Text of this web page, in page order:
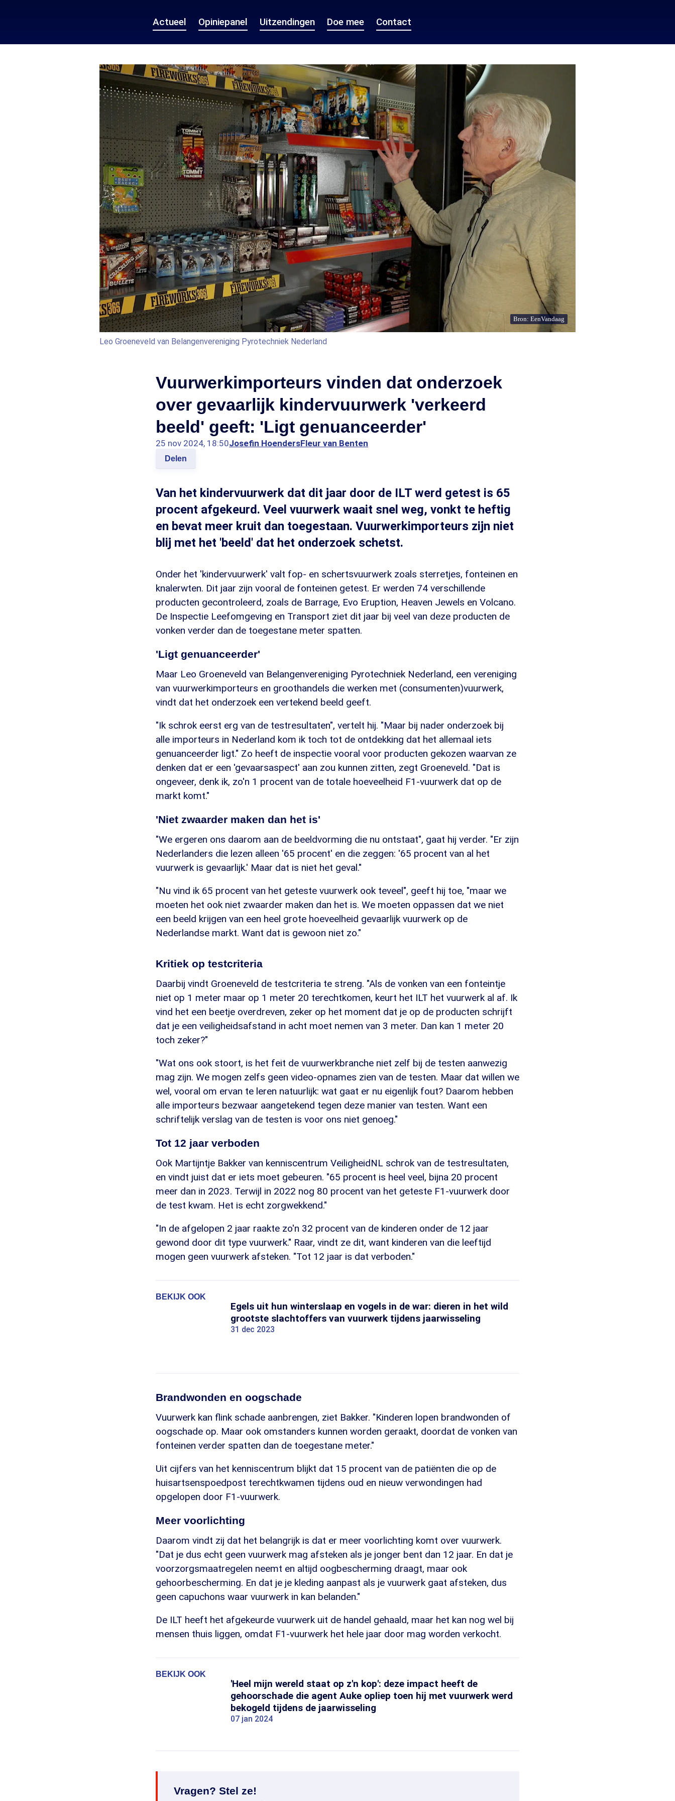
Actueel Opiniepanel Uitzendingen Doe mee Contact
Bron: EenVandaag
Leo Groeneveld van Belangenvereniging Pyrotechniek Nederland
Vuurwerkimporteurs vinden dat onderzoek
over gevaarlijk kindervuurwerk 'verkeerd
beeld' geeft: 'Ligt genuanceerder'
25 nov 2024, 18:50Josefin HoendersFleur van Benten
Delen
Van het kindervuurwerk dat dit jaar door de ILT werd getest is 65
procent afgekeurd. Veel vuurwerk waait snel weg, vonkt te heftig
en bevat meer kruit dan toegestaan. Vuurwerkimporteurs zijn niet
blij met het 'beeld' dat het onderzoek schetst.
Onder het 'kindervuurwerk' valt fop- en schertsvuurwerk zoals sterretjes, fonteinen en
knalerwten. Dit jaar zijn vooral de fonteinen getest. Er werden 74 verschillende
producten gecontroleerd, zoals de Barrage, Evo Eruption, Heaven Jewels en Volcano.
De Inspectie Leefomgeving en Transport ziet dit jaar bij veel van deze producten de
vonken verder dan de toegestane meter spatten.
'Ligt genuanceerder'
Maar Leo Groeneveld van Belangenvereniging Pyrotechniek Nederland, een vereniging
van vuurwerkimporteurs en groothandels die werken met (consumenten)vuurwerk,
vindt dat het onderzoek een vertekend beeld geeft.
"Ik schrok eerst erg van de testresultaten", vertelt hij. "Maar bij nader onderzoek bij
alle importeurs in Nederland kom ik toch tot de ontdekking dat het allemaal iets
genuanceerder ligt." Zo heeft de inspectie vooral voor producten gekozen waarvan ze
denken dat er een 'gevaarsaspect' aan zou kunnen zitten, zegt Groeneveld. "Dat is
ongeveer, denk ik, zo'n 1 procent van de totale hoeveelheid F1-vuurwerk dat op de
markt komt."
'Niet zwaarder maken dan het is'
"We ergeren ons daarom aan de beeldvorming die nu ontstaat", gaat hij verder. "Er zijn
Nederlanders die lezen alleen '65 procent' en die zeggen: '65 procent van al het
vuurwerk is gevaarlijk.' Maar dat is niet het geval."
"Nu vind ik 65 procent van het geteste vuurwerk ook teveel", geeft hij toe, "maar we
moeten het ook niet zwaarder maken dan het is. We moeten oppassen dat we niet
een beeld krijgen van een heel grote hoeveelheid gevaarlijk vuurwerk op de
Nederlandse markt. Want dat is gewoon niet zo."
Kritiek op testcriteria
Daarbij vindt Groeneveld de testcriteria te streng. "Als de vonken van een fonteintje
niet op 1 meter maar op 1 meter 20 terechtkomen, keurt het ILT het vuurwerk al af. Ik
vind het een beetje overdreven, zeker op het moment dat je op de producten schrijft
dat je een veiligheidsafstand in acht moet nemen van 3 meter. Dan kan 1 meter 20
toch zeker?"
"Wat ons ook stoort, is het feit de vuurwerkbranche niet zelf bij de testen aanwezig
mag zijn. We mogen zelfs geen video-opnames zien van de testen. Maar dat willen we
wel, vooral om ervan te leren natuurlijk: wat gaat er nu eigenlijk fout? Daarom hebben
alle importeurs bezwaar aangetekend tegen deze manier van testen. Want een
schriftelijk verslag van de testen is voor ons niet genoeg."
Tot 12 jaar verboden
Ook Martijntje Bakker van kenniscentrum VeiligheidNL schrok van de testresultaten,
en vindt juist dat er iets moet gebeuren. "65 procent is heel veel, bijna 20 procent
meer dan in 2023. Terwijl in 2022 nog 80 procent van het geteste F1-vuurwerk door
de test kwam. Het is echt zorgwekkend."
"In de afgelopen 2 jaar raakte zo'n 32 procent van de kinderen onder de 12 jaar
gewond door dit type vuurwerk." Raar, vindt ze dit, want kinderen van die leeftijd
mogen geen vuurwerk afsteken. "Tot 12 jaar is dat verboden."
BEKIJK OOK
Egels uit hun winterslaap en vogels in de war: dieren in het wild
grootste slachtoffers van vuurwerk tijdens jaarwisseling
31 dec 2023
Brandwonden en oogschade
Vuurwerk kan flink schade aanbrengen, ziet Bakker. "Kinderen lopen brandwonden of
oogschade op. Maar ook omstanders kunnen worden geraakt, doordat de vonken van
fonteinen verder spatten dan de toegestane meter."
Uit cijfers van het kenniscentrum blijkt dat 15 procent van de patiënten die op de
huisartsenspoedpost terechtkwamen tijdens oud en nieuw verwondingen had
opgelopen door F1-vuurwerk.
Meer voorlichting
Daarom vindt zij dat het belangrijk is dat er meer voorlichting komt over vuurwerk.
"Dat je dus echt geen vuurwerk mag afsteken als je jonger bent dan 12 jaar. En dat je
voorzorgsmaatregelen neemt en altijd oogbescherming draagt, maar ook
gehoorbescherming. En dat je je kleding aanpast als je vuurwerk gaat afsteken, dus
geen capuchons waar vuurwerk in kan belanden."
De ILT heeft het afgekeurde vuurwerk uit de handel gehaald, maar het kan nog wel bij
mensen thuis liggen, omdat F1-vuurwerk het hele jaar door mag worden verkocht.
BEKIJK OOK
'Heel mijn wereld staat op z'n kop': deze impact heeft de
gehoorschade die agent Auke opliep toen hij met vuurwerk werd
bekogeld tijdens de jaarwisseling
07 jan 2024
Vragen? Stel ze!